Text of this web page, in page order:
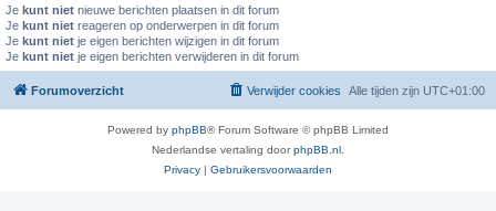
Je kunt niet nieuwe berichten plaatsen in dit forum
Je kunt niet reageren op onderwerpen in dit forum
Je kunt niet je eigen berichten wijzigen in dit forum
Je kunt niet je eigen berichten verwijderen in dit forum
Forumoverzicht Alle tijden zijn UTC+01:00
Verwijder cookies
Powered by phpBB® Forum Software © phpBB Limited
Nederlandse vertaling doorphpBB.nl
Privacy | Gebruikersvoorwaarden